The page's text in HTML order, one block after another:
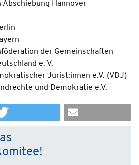
Abschiebung Hannover
der Gemeinschaften
e. V.
Jurist:innen e.V. (VDJ)
und Demokratie e.V.